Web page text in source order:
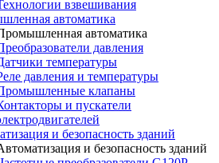
взвешивания
автоматика
автоматика
давления
температуры
давления и температуры
клапаны
и пускатели
и безопасность зданий
и безопасность зданий